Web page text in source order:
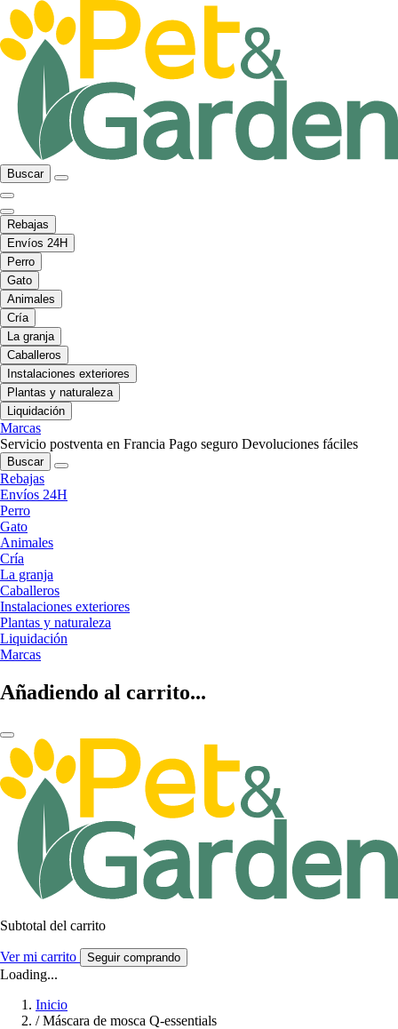
Buscar
Rebajas
Envíos 24H
Perro
Gato
Animales
Cría
La granja
Caballeros
Instalaciones exteriores
Plantas y naturaleza
Liquidación
Marcas
Servicio postventa en Francia Pago seguro Devoluciones fáciles
Buscar
Rebajas
Envíos 24H
Perro
Gato
Animales
Cría
La granja
Caballeros
Instalaciones exteriores
Plantas y naturaleza
Liquidación
Marcas
Añadiendo al carrito...
Subtotal del carrito
Ver mi carrito Seguir comprando
Loading...
Inicio
/ Máscara de mosca Q-essentials